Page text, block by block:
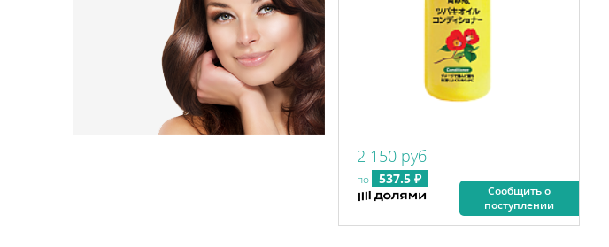
2 150 руб
по 537.5 ₽
Сообщить о
поступлении